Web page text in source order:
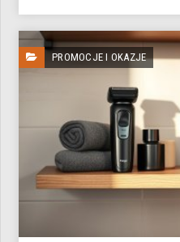
PROMOCJE I OKAZJE